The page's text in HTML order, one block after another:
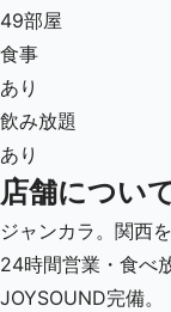
49部屋
食事
あり
飲み放題
あり
店舗につい
ジャンカラ。関西
24時間営業・食べ
JOYSOUND完備。